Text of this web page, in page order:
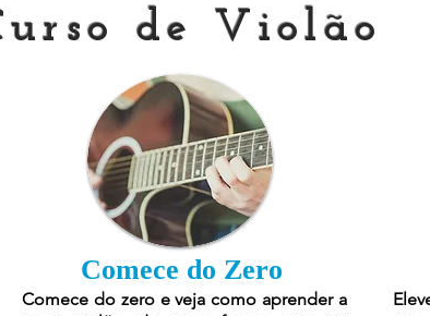
de Violão
Comece do Zero
Comece do zero e veja como aprender a